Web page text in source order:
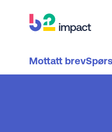
Mottatt brev